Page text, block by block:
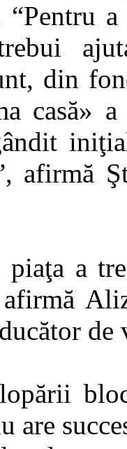
“Pentru
din
casă»
afirmă
a
de
are